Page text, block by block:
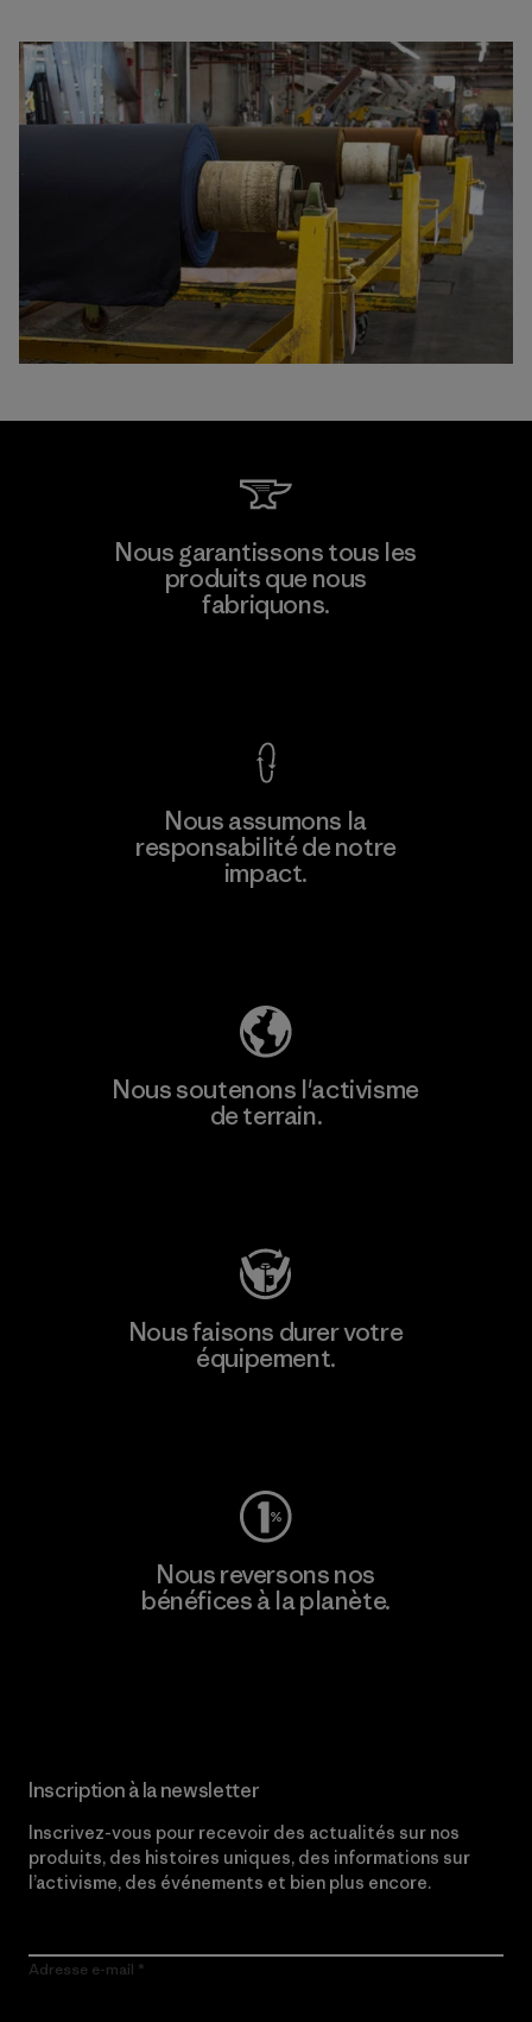
Nous garantissons tous les
produits que nous
fabriquons.
Nous assumons la
responsabilité de notre
impact.
Nous soutenons l'activisme
de terrain.
Nous faisons durer votre
équipement.
Nous reversons nos
bénéfices à la planète.
Inscription à la newsletter
Inscrivez-vous pour recevoir des actualités sur nos
produits, des histoires uniques, des informations sur
l’activisme, des événements et bien plus encore.
Adresse e-mail